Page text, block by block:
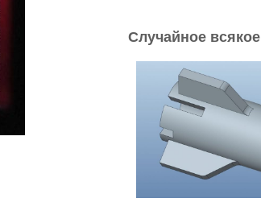
Случайное всякое